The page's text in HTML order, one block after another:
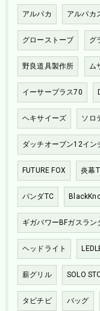
アルパカ アルパカ
グローストーブ グ
野良道具製作所 ム
イーサープラス70
ヘキサイーズ ソロ
ダッチオーブン12イン
FUTURE FOX 炎幕
パンダTC
ギガパワーBFガスラン
ヘッドライト
薪グリル SOLO
タビチビ バッグ